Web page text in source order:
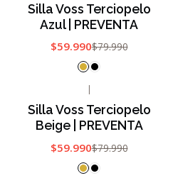
Silla Voss Terciopelo
Azul | PREVENTA
$59.990$79.990
|
Silla Voss Terciopelo
Beige | PREVENTA
$59.990$79.990